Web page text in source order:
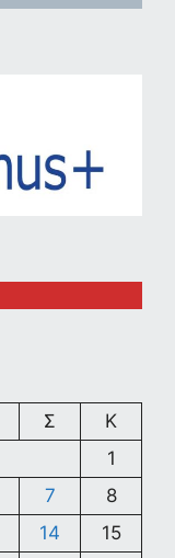
Σ
Κ
1
7
8
14
15